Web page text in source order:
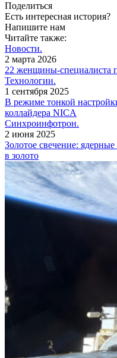
Поделиться
Есть интересная история?
Напишите нам
Читайте также:
Новости.
2 марта 2026
22 женщины-специалиста
Технологии.
1 сентября 2025
В режиме тонкой
коллайдера NICA
Синхроинфотрон.
2 июня 2025
Золотое свечение:
в золото